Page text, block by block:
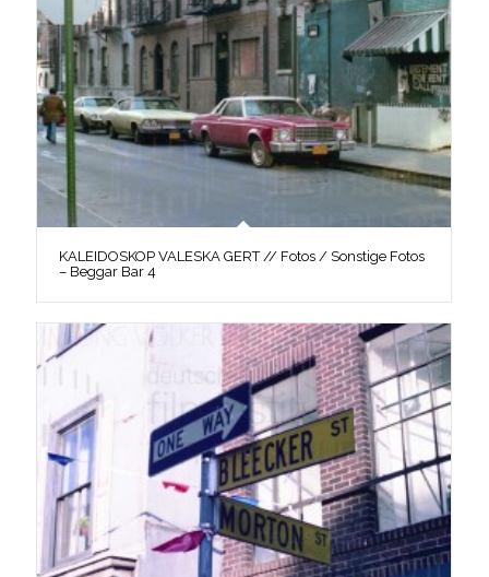
KALEIDOSKOP VALESKA GERT // Fotos / Sonstige Fotos
– Beggar Bar 4